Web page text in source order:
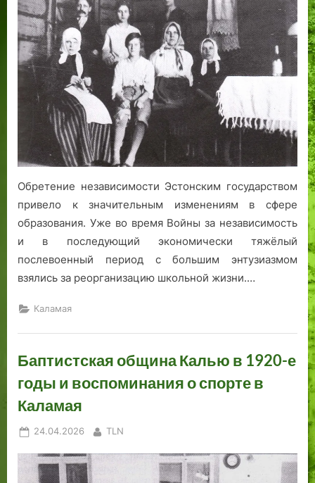
Обретение независимости Эстонским государством
привело к значительным изменениям в сфере
образования. Уже во время Войны за независимость
и в последующий экономически тяжёлый
послевоенный период с большим энтузиазмом
взялись за реорганизацию школьной жизни.…
Каламая
Баптистская община Калью в 1920-е
годы и воспоминания о спорте в
Каламая
Posted
24.04.2026 By
TLN